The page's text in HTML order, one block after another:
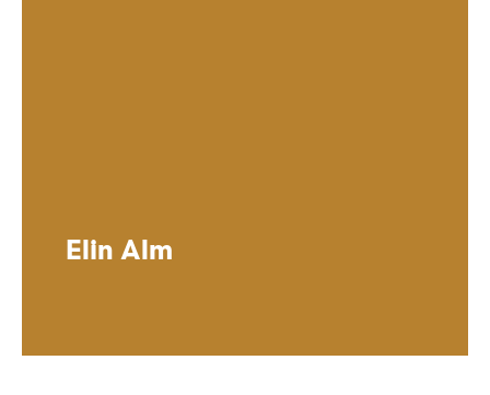
Elin Alm